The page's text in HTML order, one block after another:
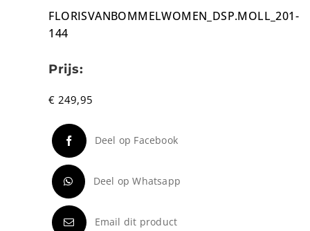
FLORISVANBOMMELWOMEN_DSP.MOLL_201-
144
Prijs:
€ 249,95
Deel op Facebook
Deel op Whatsapp
Email dit product